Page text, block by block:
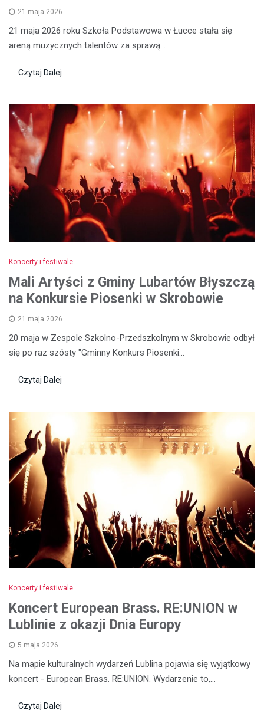
21 maja 2026
21 maja 2026 roku Szkoła Podstawowa w Łucce stała się
areną muzycznych talentów za sprawą…
Czytaj Dalej
Koncerty i festiwale
Mali Artyści z Gminy Lubartów Błyszczą
na Konkursie Piosenki w Skrobowie
21 maja 2026
20 maja w Zespole Szkolno-Przedszkolnym w Skrobowie odbył
się po raz szósty "Gminny Konkurs Piosenki…
Czytaj Dalej
Koncerty i festiwale
Koncert European Brass. RE:UNION w
Lublinie z okazji Dnia Europy
5 maja 2026
Na mapie kulturalnych wydarzeń Lublina pojawia się wyjątkowy
koncert - European Brass. RE:UNION. Wydarzenie to,…
Czytaj Dalej